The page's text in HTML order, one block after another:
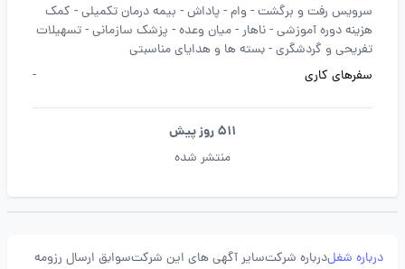
سرویس رفت و برگشت -وام -پاداش - بیمه درمان تکمیلی - کمک
هزینه دوره آموزشی -ناهار -میان وعده - پزشک سازمانی -تسهیلات
تفریحی و گردشگری -بسته ها و هدایای مناسبتی
سفرهای کاری
-
511 روز پیش
منتشر شده
درباره شغلدرباره شرکتسایر آگهی های این شرکتسوابق ارسال رزومه